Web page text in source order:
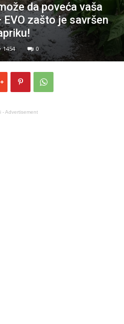
da poveća vaša
zašto je savršen
1454 0
- Advertisement